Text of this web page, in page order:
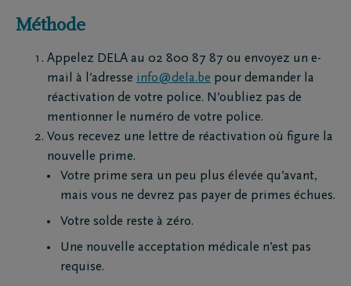
Méthode
Appelez DELA au 02 800 87 87 ou envoyez un e-
mail à l’adresse info@dela.be pour demander la
réactivation de votre police. N’oubliez pas de
mentionner le numéro de votre police.
Vous recevez une lettre de réactivation où figure la
nouvelle prime.
Votre prime sera un peu plus élevée qu’avant,
mais vous ne devrez pas payer de primes échues.
Votre solde reste à zéro.
Une nouvelle acceptation médicale n’est pas
requise.